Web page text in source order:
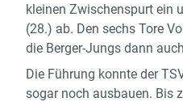
kleinen Zwischenspurt ein
(28.) ab. Den sechs Tore
die Berger-Jungs dann
Die Führung konnte der
sogar noch ausbauen. Bis